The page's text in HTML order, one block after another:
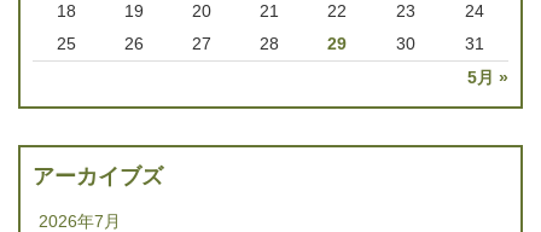
5月 »
18
19 20 21 22 23
24
25
26 27 28 29 30 31
アーカイブズ
2026年7月